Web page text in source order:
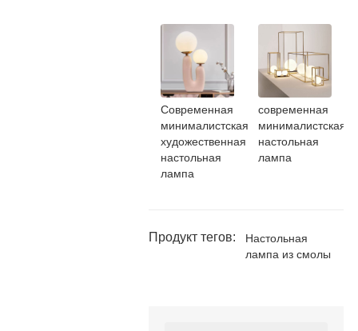
Современная
минималистская
художественная
настольная
лампа
современная
минималистская
настольная
лампа
Продукт тегов:
Настольная
лампа из смолы